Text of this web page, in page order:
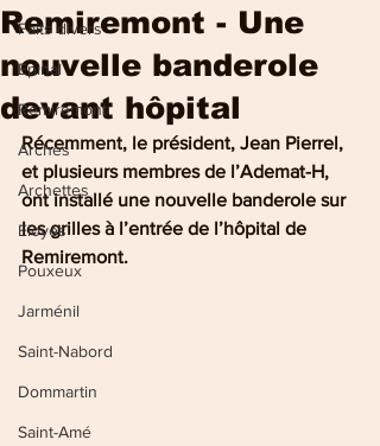
Faits divers
Epinal
Remiremont
Arches
Archettes
Eloyes
Pouxeux
Jarménil
Saint-Nabord
Dommartin
Saint-Amé
Remiremont - Une
nouvelle banderole
devant hôpital
Récemment, le président, Jean Pierrel,
et plusieurs membres de l’Ademat-H,
ont installé une nouvelle banderole sur
les grilles à l’entrée de l’hôpital de
Remiremont.